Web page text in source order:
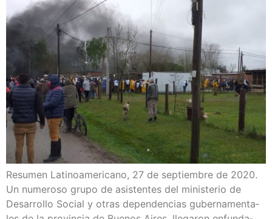
Resu­men Lati­no­ame­ri­cano, 27 de sep­tiem­bre de 2020.
Un nume­ro­so gru­po de asis­ten­tes del minis­te­rio de
Desa­rro­llo Social y otras depen­den­cias guber­na­men­ta­